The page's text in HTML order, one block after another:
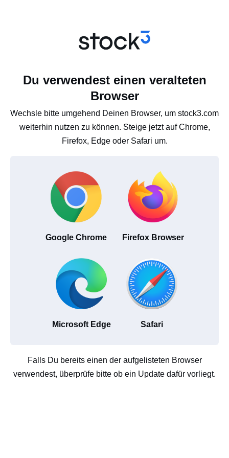
Du verwendest einen veralteten
Browser
Wechsle bitte umgehend Deinen Browser, um stock3.com
weiterhin nutzen zu können. Steige jetzt auf Chrome,
Firefox, Edge oder Safari um.
Google Chrome Firefox Browser
Microsoft Edge Safari
Falls Du bereits einen der aufgelisteten Browser
verwendest, überprüfe bitte ob ein Update dafür vorliegt.